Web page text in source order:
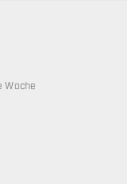
verfügbar
Woche
nicht